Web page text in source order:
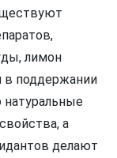
лимон
поддержании
натуральные
а
делают